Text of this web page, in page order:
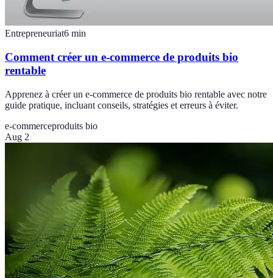
Entrepreneuriat6 min
Comment créer un e-commerce de produits bio
rentable
Apprenez à créer un e-commerce de produits bio rentable avec notre
guide pratique, incluant conseils, stratégies et erreurs à éviter.
e-commerceproduits bio
Aug 2